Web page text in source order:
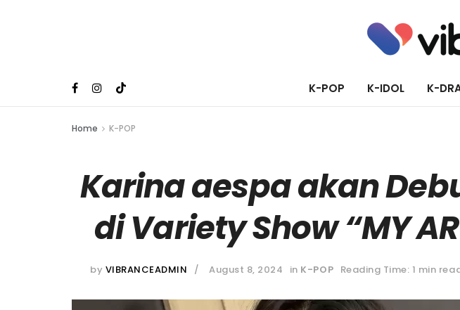
K-POP K-IDOL K-
Home K-POP
Karina aespa akan
di Variety Show “MY
by VIBRANCEADMIN August 8, 2024 in K-POP Reading Time: 1 min